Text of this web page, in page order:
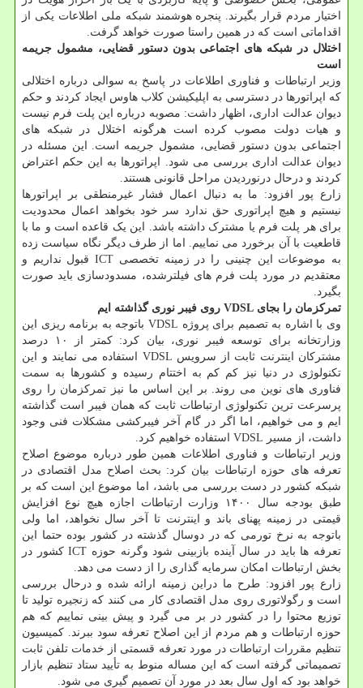
اختیار مردم قرار بگیرند. پنجره هوشمند شبکه ملی اطلاعات یکی از
اقداماتی است که در همین راستا صورت خواهد گرفت.
اختلال در شبکه های اجتماعی بدون دستور قضایی، مشمول جریمه
است
وزیر ارتباطات و فناوری اطلاعات در پاسخ به سوالی درباره اختلالی
که اپراتورها در دسترسی به اپلیکیشن کلاب هاوس ایجاد کردند و حکم
دیوان عدالت اداری، اظهار داشت: مصوبه درباره این پلت فرم نیست
و هیات دولت مصوب کرده است هرگونه اختلال در شبکه های
اجتماعی بدون دستور قضایی، مشمول جریمه است. این مسئله در
دیوان عدالت اداری بررسی می ‎شود. اپراتورها به این حکم اعتراض
کردند و درحال درنوردیدن مراحل قانونی هستند.
زارع پور افزود: ما به دنبال اعمال فشار غیرمنطقی بر اپراتورها
نیستیم و هیچ اپراتوری حق ندارد سر خود بخواهد اعمال محدودیت
برای هر پلت فرم یا مشترک داشته باشد. این یک قاعده است و ما با
قاطعیت با آن برخورد می نماییم. اما از طرف دیگر نگاه سیاست زده
به موضوعات این چنینی را در زمینه تخصصی ICT قبول نداریم و
معتقدیم در مورد پلت فرم های فیلترشده، مسدودسازی باید صورت
بگیرد.
تمرکزمان را بجای VDSL روی فیبر نوری گذاشته ایم
وی با اشاره به تصمیم برای پروژه VDSL باتوجه به برنامه ریزی این
وزارتخانه برای توسعه فیبر نوری، بیان کرد: کمتر از ۱۰ درصد
مشترکان اینترنت ثابت از سرویس VDSL استفاده می نمایند و این
تکنولوژی در دنیا نیز کم کم به اختتام رسیده و کشورها به سمت
فناوری های نوین می روند. بر این اساس ما نیز تمرکزمان را روی
پرسرعت ترین تکنولوژی ارتباطات ثابت که همان فیبر است گذاشته
ایم و می خواهیم، اما اگر در گام آخر فیبرکشی مشکلات فنی وجود
داشت، از مسیر VDSL استفاده خواهیم کرد.
وزیر ارتباطات و فناوری اطلاعات همین طور درباره موضوع اصلاح
تعرفه های حوزه ارتباطات بیان کرد: بحث اصلاح مدل اقتصادی در
شبکه کشور در دست بررسی می باشد، اما موضوع این است که بر
طبق بودجه سال ۱۴۰۰ وزارت ارتباطات اجازه هیچ نوع افزایش
قیمتی در زمینه پهنای باند و اینترنت تا آخر سال نخواهد، اما ولی
باتوجه به نرخ تورمی که در دوسال گذشته در کشور بوده حتما این
تعرفه ها باید در سال آینده بازبینی شود وگرنه حوزه ICT کشور در
بخش ارتباطات امکان سرمایه گذاری را از دست می دهد.
زارع پور افزود: طرح ما دراین زمینه ارائه شده و درحال بررسی
است و رگولاتوری روی مدل اقتصادی کار می کنند که زنجیره تولید تا
توزیع محتوا را در کشور در بر می گیرد و پیش بینی نماییم که هم
حوزه ارتباطات و هم مردم از این اصلاح تعرفه سود ببرند. کمیسیون
تنظیم مقررات ارتباطات در مورد تعرفه قسمتی از خدمات تلفن ثابت
تصمیماتی گرفته است که این مساله منوط به تأیید ستاد تنظیم بازار
خواهد بود که اول سال بعد در مورد آن تصمیم گیری می شود.